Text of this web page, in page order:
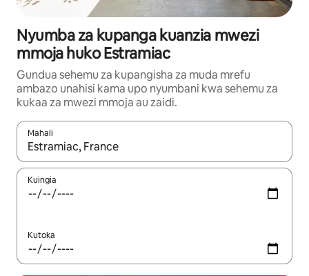
Nyumba za kupanga kuanzia mwezi
mmoja huko Estramiac
Gundua sehemu za kupangisha za muda mrefu
ambazo unahisi kama upo nyumbani kwa sehemu za
kukaa za mwezi mmoja au zaidi.
Mahali
Wakati matokeo yanapatikana, vinjari kwa kutumia vitufe vya
Kuingia
Kutoka